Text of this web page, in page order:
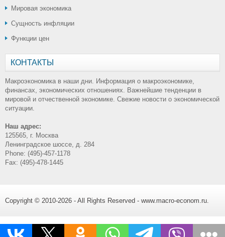
Мировая экономика
Сущность инфляции
Функции цен
КОНТАКТЫ
Макроэкономика в наши дни. Информация о макроэкономике,
финансах, экономических отношениях. Важнейшие тенденции в
мировой и отчественной экономике. Свежие новости о экономической
ситуации.
Наш адрес:
125565, г. Москва
Ленинградское шоссе, д. 284
Phone: (495)-457-1178
Fax: (495)-478-1445
Copyright © 2010-2026 - All Rights Reserved - www.macro-econom.ru.